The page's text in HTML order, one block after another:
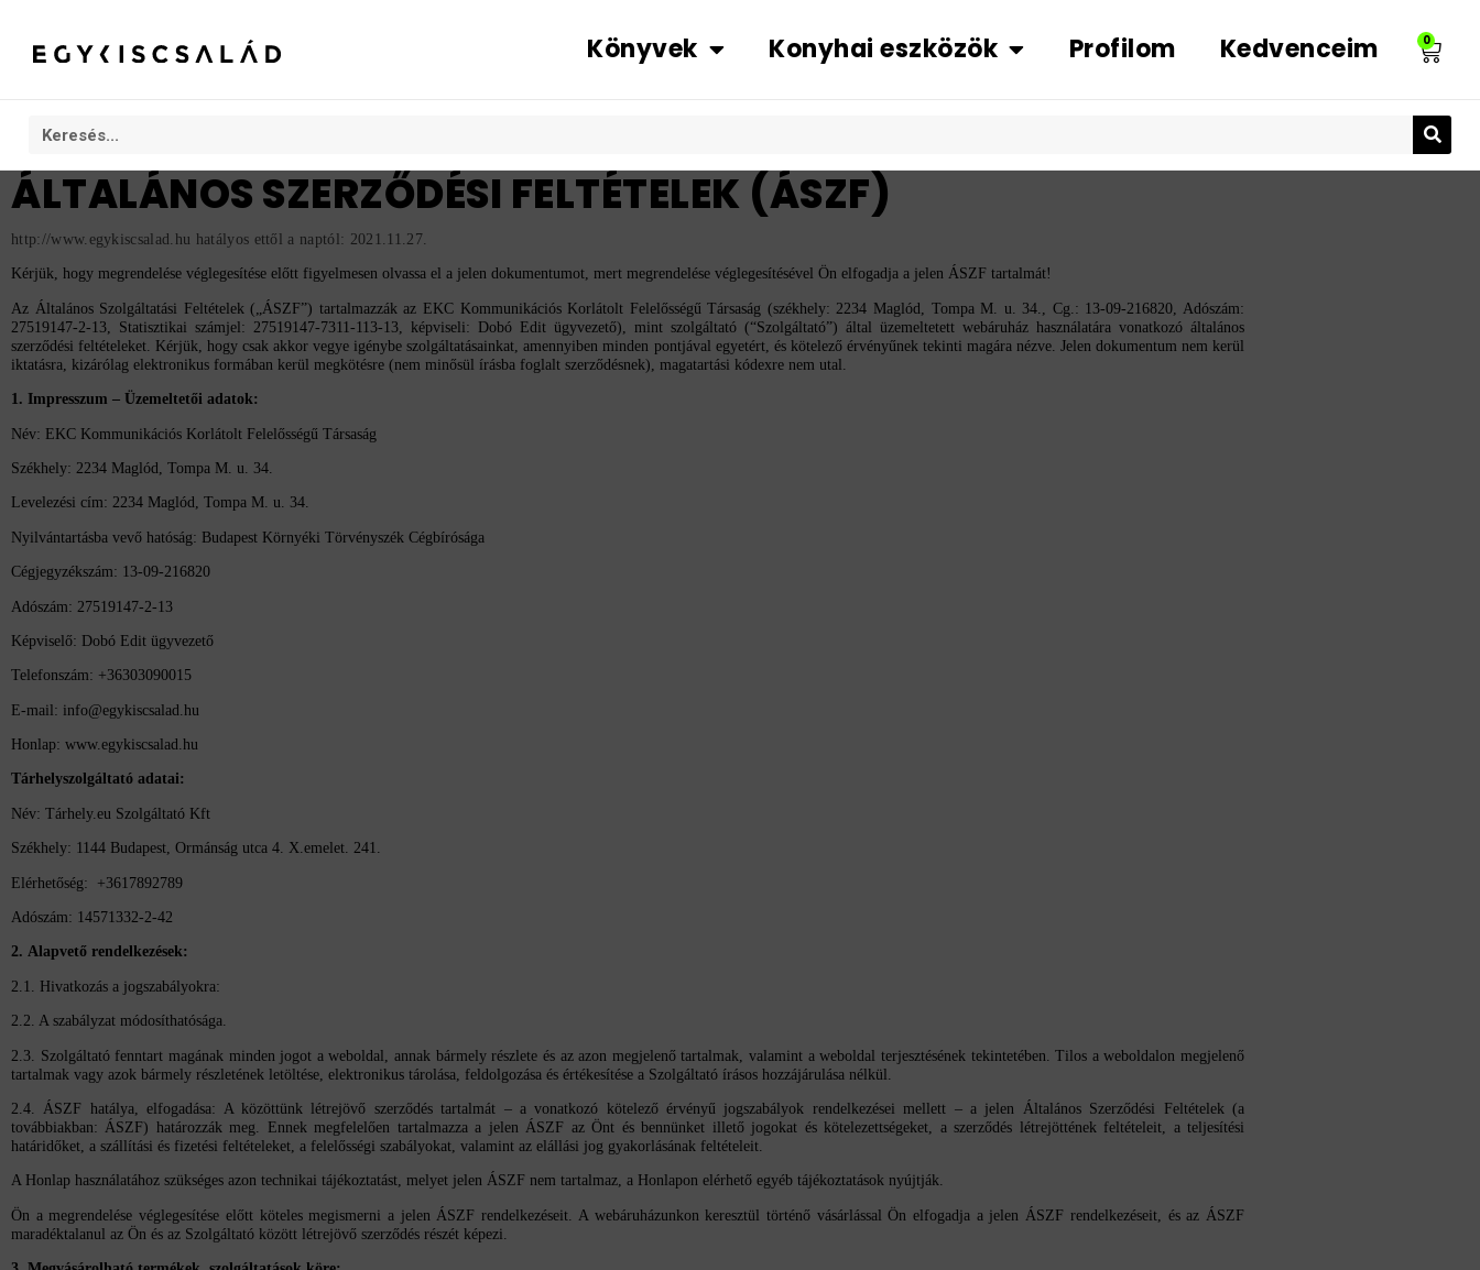
0
Könyvek Konyhai eszközök Profilom Kedvenceim
ÁLTALÁNOS SZERZŐDÉSI FELTÉTELEK (ÁSZF)
http://www.egykiscsalad.hu hatályos ettől a naptól: 2021.11.27.
Kérjük, hogy megrendelése véglegesítése előtt figyelmesen olvassa el a jelen dokumentumot, mert megrendelése véglegesítésével Ön elfogadja a jelen ÁSZF tartalmát!
Az Általános Szolgáltatási Feltételek („ÁSZF”) tartalmazzák az EKC Kommunikációs Korlátolt Felelősségű Társaság (székhely: 2234 Maglód, Tompa M. u. 34., Cg.: 13-09-216820, Adószám:
27519147-2-13, Statisztikai számjel: 27519147-7311-113-13, képviseli: Dobó Edit ügyvezető),
mint szolgáltató (“Szolgáltató”) által üzemeltetett webáruház használatára vonatkozó általános
szerződési feltételeket. Kérjük, hogy csak akkor vegye igénybe szolgáltatásainkat, amennyiben minden pontjával egyetért, és kötelező érvényűnek tekinti magára nézve. Jelen dokumentum nem kerül
iktatásra, kizárólag elektronikus formában kerül megkötésre (nem minősül írásba foglalt szerződésnek), magatartási kódexre nem utal.
1. Impresszum – Üzemeltetői adatok:
Név: EKC Kommunikációs Korlátolt Felelősségű Társaság
Székhely: 2234 Maglód, Tompa M. u. 34.
Levelezési cím: 2234 Maglód, Tompa M. u. 34.
Nyilvántartásba vevő hatóság: Budapest Környéki Törvényszék Cégbírósága
Cégjegyzékszám: 13-09-216820
Adószám: 27519147-2-13
Képviselő: Dobó Edit ügyvezető
Telefonszám: +36303090015
E-mail: info@egykiscsalad.hu
Honlap: www.egykiscsalad.hu
Tárhelyszolgáltató adatai:
Név: Tárhely.eu Szolgáltató Kft
Székhely: 1144 Budapest, Ormánság utca 4. X.emelet. 241.
Elérhetőség: +3617892789
Adószám: 14571332-2-42
2. Alapvető rendelkezések:
2.1. Hivatkozás a jogszabályokra:
2.2. A szabályzat módosíthatósága.
2.3. Szolgáltató fenntart magának minden jogot a weboldal, annak bármely részlete és az azon megjelenő tartalmak, valamint a weboldal terjesztésének tekintetében. Tilos a weboldalon megjelenő
tartalmak vagy azok bármely részletének letöltése, elektronikus tárolása, feldolgozása és értékesítése a Szolgáltató írásos hozzájárulása nélkül.
2.4. ÁSZF hatálya, elfogadása: A közöttünk létrejövő szerződés tartalmát – a vonatkozó kötelező érvényű jogszabályok rendelkezései mellett – a jelen Általános Szerződési Feltételek (a
továbbiakban: ÁSZF) határozzák meg. Ennek megfelelően tartalmazza a jelen ÁSZF az Önt és bennünket illető jogokat és kötelezettségeket, a szerződés létrejöttének feltételeit, a teljesítési
határidőket, a szállítási és fizetési feltételeket, a felelősségi szabályokat, valamint az elállási jog gyakorlásának feltételeit.
A Honlap használatához szükséges azon technikai tájékoztatást, melyet jelen ÁSZF nem tartalmaz, a Honlapon elérhető egyéb tájékoztatások nyújtják.
Ön a megrendelése véglegesítése előtt köteles megismerni a jelen ÁSZF rendelkezéseit. A webáruházunkon keresztül történő vásárlással Ön elfogadja a jelen ÁSZF rendelkezéseit, és az ÁSZF
maradéktalanul az Ön és az Szolgáltató között létrejövő szerződés részét képezi.